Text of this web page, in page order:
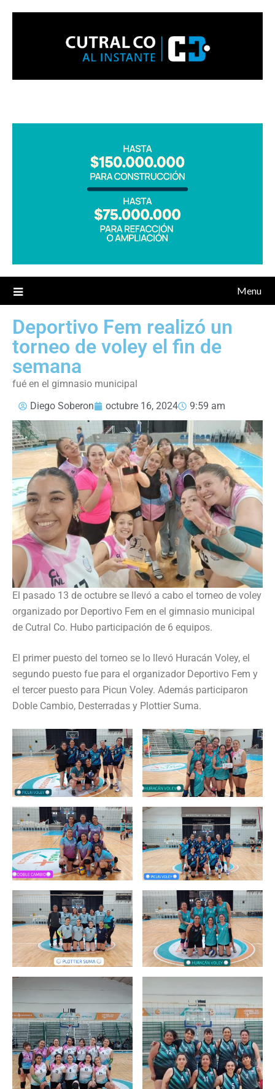
Menu
Deportivo Fem realizó un
torneo de voley el fin de
semana
fué en el gimnasio municipal
Diego Soberon
octubre 16, 2024 9:59 am
El pasado 13 de octubre se llevó a cabo el torneo de voley
organizado por Deportivo Fem en el gimnasio municipal
de Cutral Co. Hubo participación de 6 equipos.
El primer puesto del torneo se lo llevó Huracán Voley, el
segundo puesto fue para el organizador Deportivo Fem y
el tercer puesto para Picun Voley. Además participaron
Doble Cambio, Desterradas y Plottier Suma.